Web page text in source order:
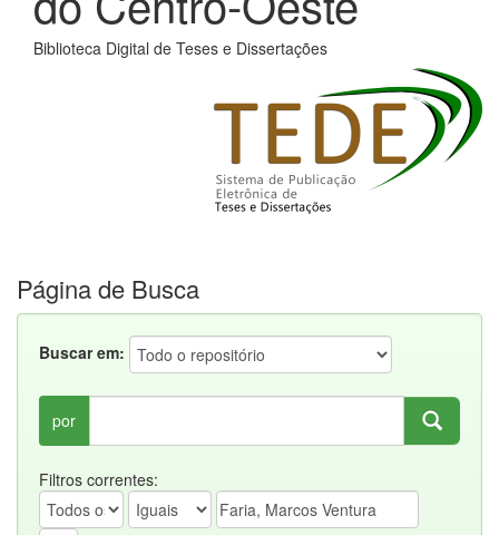
Biblioteca Digital de Teses e Dissertações
Página de Busca
Buscar em:
por
Filtros correntes: